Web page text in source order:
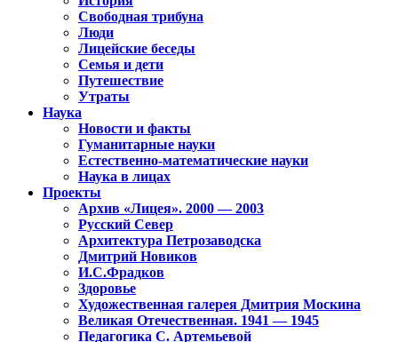
Свободная трибуна
Люди
Лицейские беседы
Семья и дети
Путешествие
Утраты
Наука
Новости и факты
Гуманитарные науки
Естественно-математические науки
Наука в лицах
Проекты
Архив «Лицея». 2000 — 2003
Русский Север
Архитектура Петрозаводска
Дмитрий Новиков
И.С.Фрадков
Здоровье
Художественная галерея Дмитрия Москина
Великая Отечественная. 1941 — 1945
Педагогика С. Артемьевой